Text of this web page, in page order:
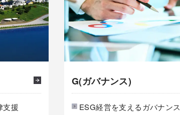
支援
G(ガバナンス)
ESG経営を支えるガバナンス